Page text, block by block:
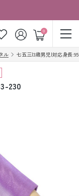
0
カート
れ
ループの
こちら
ル 七五三|3歳男児|対応身長
230